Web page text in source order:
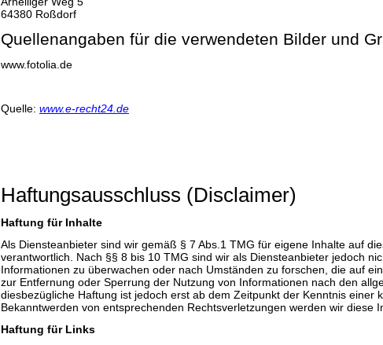
64380 Roßdorf
Quellenangaben für die verwendeten Bilder und
www.fotolia.de
Quelle: www.e-recht24.de
Haftungsausschluss (Disclaimer)
Haftung für Inhalte
Als Diensteanbieter sind wir gemäß § 7 Abs.1 TMG für eigene Inhalte auf
verantwortlich. Nach §§ 8 bis 10 TMG sind wir als Diensteanbieter jedoch
Informationen zu überwachen oder nach Umständen zu forschen, die auf
zur Entfernung oder Sperrung der Nutzung von Informationen nach den
diesbezügliche Haftung ist jedoch erst ab dem Zeitpunkt der Kenntnis einer
Bekanntwerden von entsprechenden Rechtsverletzungen werden wir diese
Haftung für Links